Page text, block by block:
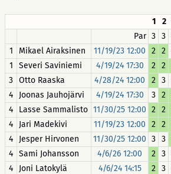
1 2
Par 3 3
1
Mikael Airaksinen 11/19/23 12:00 2 2
1
Severi Saviniemi 4/19/24 17:30 2 2
3 Otto Raaska 4/28/24 12:00 2 3
4
Joonas Jauhojärvi 4/19/24 17:30 3 2
4
Lasse Sammalisto 11/30/25 12:00 2 2
4
Jari Madekivi 11/19/23 12:00 2 2
4
Jesper Hirvonen 11/30/25 12:00 3 3
4 Sami Johansson 4/6/26 12:00 2 3
4
Joni Latokylä 4/6/24 14:15 2 3